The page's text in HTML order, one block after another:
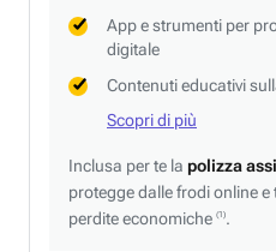
App e strumenti per
digitale
Contenuti educativi
Scopri di più
Inclusa per te la polizza
protegge dalle frodi online
perdite economiche (1).